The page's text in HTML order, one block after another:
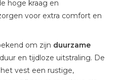
hoge kraag en
voor extra comfort en
om zijn duurzame
en tijdloze uitstraling. De
vest een rustige,